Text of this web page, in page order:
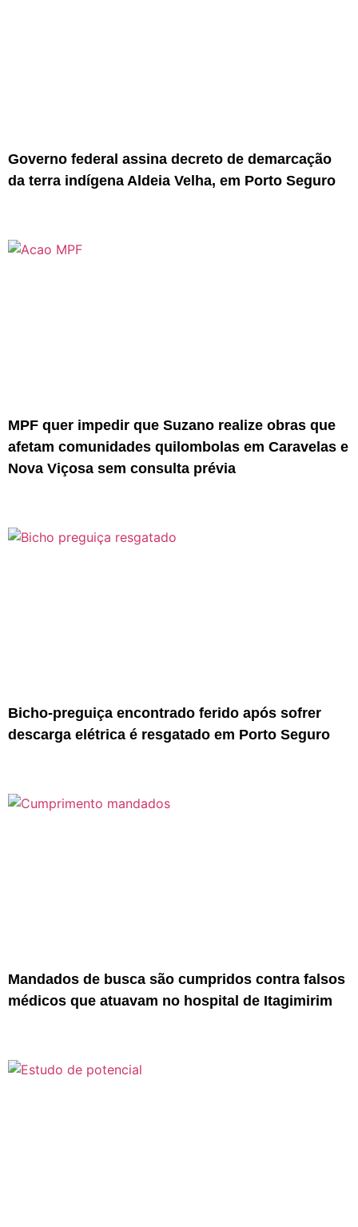
Governo federal assina decreto de demarcação
da terra indígena Aldeia Velha, em Porto Seguro
MPF quer impedir que Suzano realize obras que
afetam comunidades quilombolas em Caravelas e
Nova Viçosa sem consulta prévia
Bicho-preguiça encontrado ferido após sofrer
descarga elétrica é resgatado em Porto Seguro
Mandados de busca são cumpridos contra falsos
médicos que atuavam no hospital de Itagimirim